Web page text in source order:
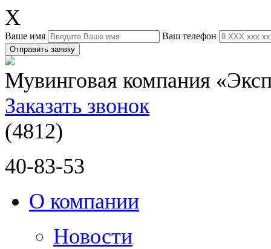
X
Ваше имя Ваш телефон
Отправить заявку
Мувинговая компания
Заказать звонок
(4812)
40-83-53
О компании
Новости